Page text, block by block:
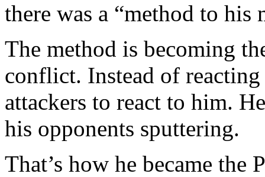
there was a “method to his
The method is becoming
conflict. Instead of reacting
attackers to react to him.
his opponents sputtering.
That’s how he became the